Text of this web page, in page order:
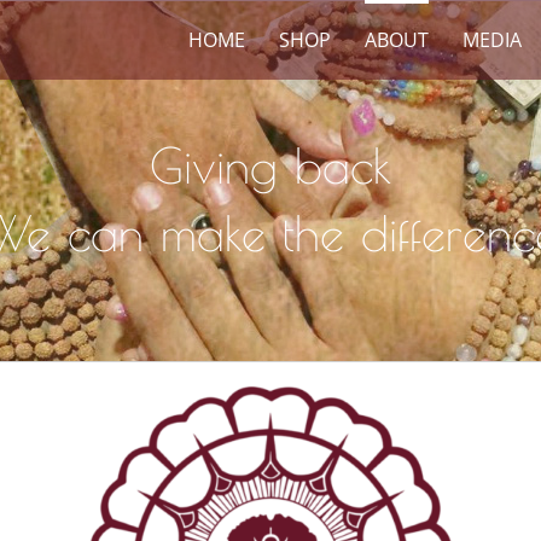
HOME SHOP ABOUT MEDIA
Giving back
can make the